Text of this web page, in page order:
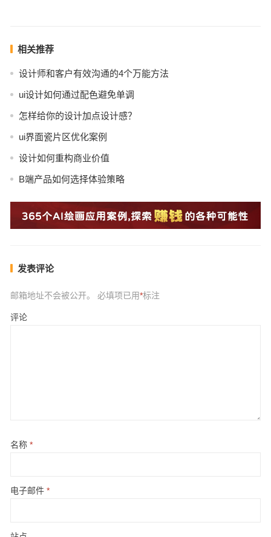
相关推荐
设计师和客户有效沟通的4个万能方法
ui设计如何通过配色避免单调
怎样给你的设计加点设计感？
ui界面瓷片区优化案例
设计如何重构商业价值
B端产品如何选择体验策略
发表评论
邮箱地址不会被公开。 必填项已用*标注
评论
名称 *
电子邮件 *